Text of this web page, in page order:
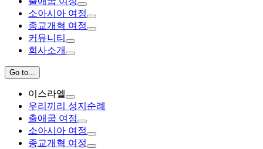
소아시아 여정
종교개혁 여정
커뮤니티
회사소개
Go to...
이스라엘
우리끼리 성지순례
출애굽 여정
소아시아 여정
종교개혁 여정